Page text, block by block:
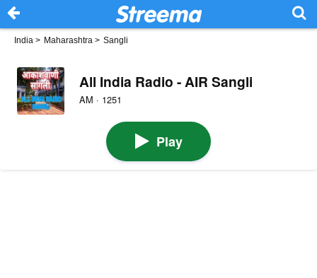
India > Maharashtra > Sangli
All India Radio - AIR Sangli
AM · 1251
Play